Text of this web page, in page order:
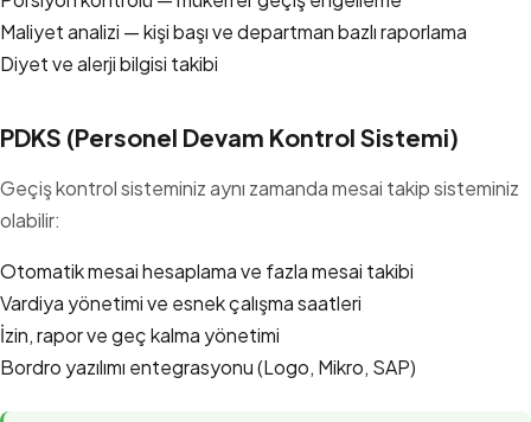
Maliyet analizi — kişi başı ve departman bazlı raporlama
Diyet ve alerji bilgisi takibi
PDKS (Personel Devam Kontrol Sistemi)
Geçiş kontrol sisteminiz aynı zamanda mesai takip sisteminiz
olabilir:
Otomatik mesai hesaplama ve fazla mesai takibi
Vardiya yönetimi ve esnek çalışma saatleri
İzin, rapor ve geç kalma yönetimi
Bordro yazılımı entegrasyonu (Logo, Mikro, SAP)